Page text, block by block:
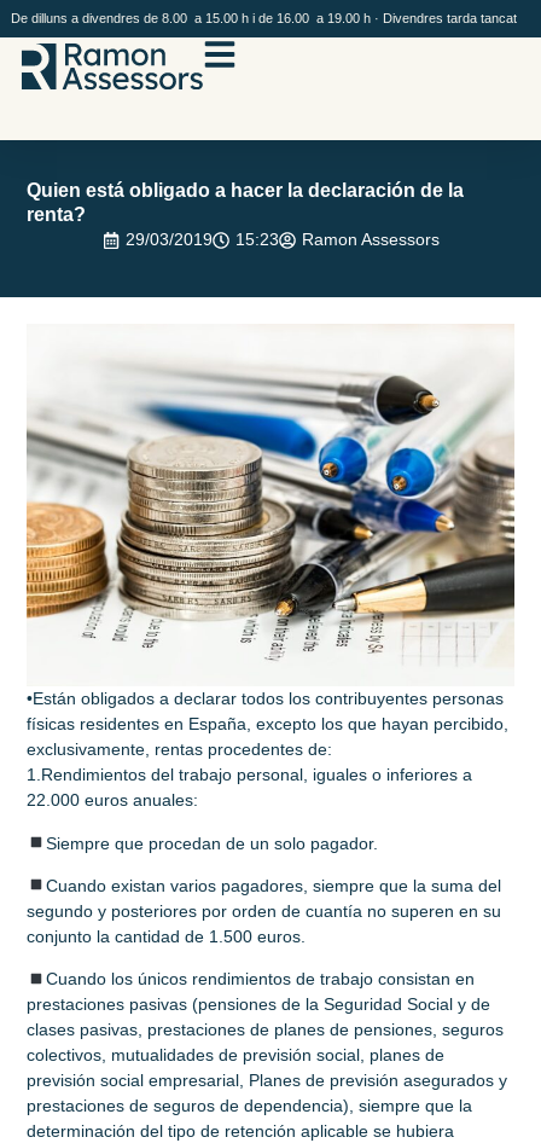
De dilluns a divendres de 8.00 a 15.00 h i de 16.00 a 19.00 h · Divendres tarda tancat
Quien está obligado a hacer la declaración de la
renta?
29/03/2019 15:23 Ramon Assessors
•Están obligados a declarar todos los contribuyentes personas
físicas residentes en España, excepto los que hayan percibido,
exclusivamente, rentas procedentes de:
1.Rendimientos del trabajo personal, iguales o inferiores a
22.000 euros anuales:
Siempre que procedan de un solo pagador.
Cuando existan varios pagadores, siempre que la suma del
segundo y posteriores por orden de cuantía no superen en su
conjunto la cantidad de 1.500 euros.
Cuando los únicos rendimientos de trabajo consistan en
prestaciones pasivas (pensiones de la Seguridad Social y de
clases pasivas, prestaciones de planes de pensiones, seguros
colectivos, mutualidades de previsión social, planes de
previsión social empresarial, Planes de previsión asegurados y
prestaciones de seguros de dependencia), siempre que la
determinación del tipo de retención aplicable se hubiera